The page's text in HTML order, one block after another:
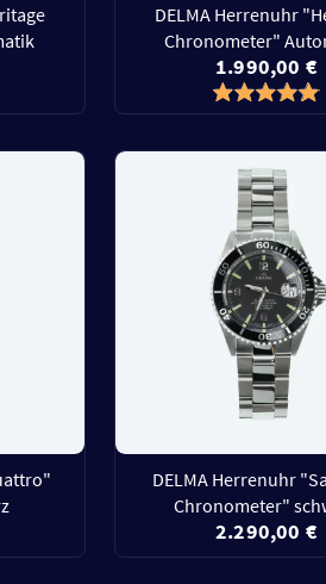
DELMA Herrenuhr
Chronometer"
1.990,00 €
DELMA Herrenuhr
Chronometer"
2.290,00 €